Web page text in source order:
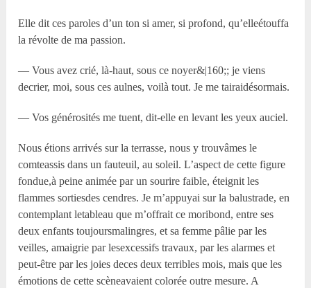
Elle dit ces paroles d’un ton si amer, si profond, qu’elleétouffa
la révolte de ma passion.
— Vous avez crié, là-haut, sous ce noyer&|160;; je viens
decrier, moi, sous ces aulnes, voilà tout. Je me tairaidésormais.
— Vos générosités me tuent, dit-elle en levant les yeux auciel.
Nous étions arrivés sur la terrasse, nous y trouvâmes le
comteassis dans un fauteuil, au soleil. L’aspect de cette figure
fondue,à peine animée par un sourire faible, éteignit les
flammes sortiesdes cendres. Je m’appuyai sur la balustrade, en
contemplant letableau que m’offrait ce moribond, entre ses
deux enfants toujoursmalingres, et sa femme pâlie par les
veilles, amaigrie par lesexcessifs travaux, par les alarmes et
peut-être par les joies deces deux terribles mois, mais que les
émotions de cette scèneavaient colorée outre mesure. A